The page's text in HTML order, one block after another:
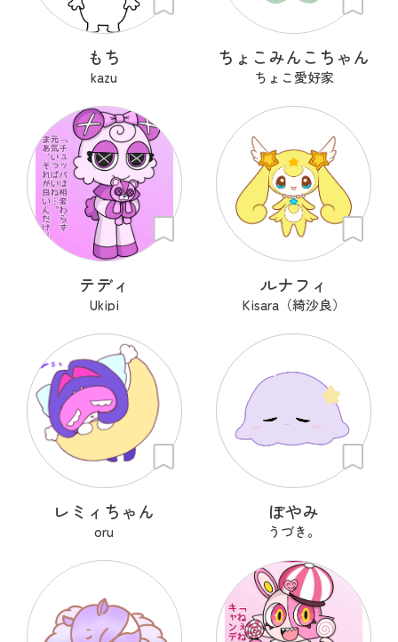
もち
kazu
ちょこみんこちゃん
ちょこ愛好家
テディ
Ukipi
ルナフィ
Kisara（綺沙良）
レミィちゃん
oru
ぽやみ
うづき。